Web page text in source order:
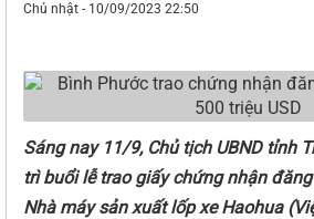
Chủ nhật - 10/09/2023 22:50
Sáng nay 11/9, Chủ tịch UBND tỉnh
trì buổi lễ trao giấy chứng nhận
Nhà máy sản xuất lốp xe Haohua